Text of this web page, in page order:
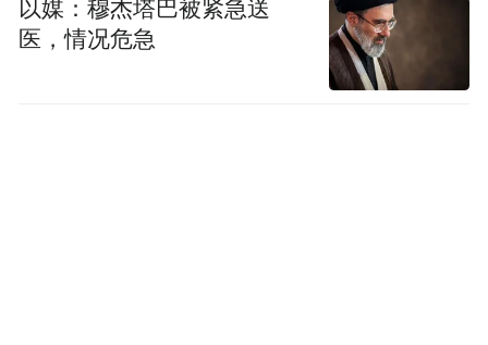
以媒：穆杰塔巴被紧急送
医，情况危急